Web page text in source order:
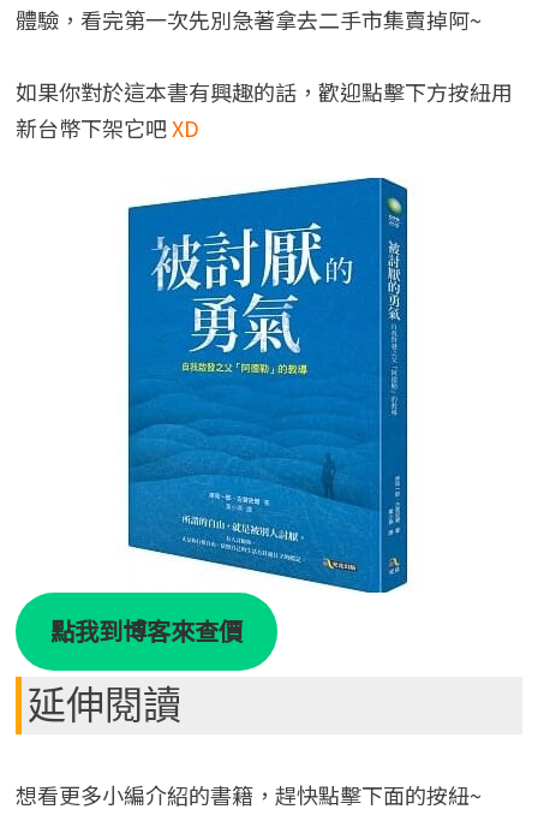
體驗，看完第一次先別急著拿去二手市集賣掉阿~
如果你對於這本書有興趣的話，歡迎點擊下方按紐用
新台幣下架它吧XD
點我到博客來查價
延伸閱讀
想看更多小編介紹的書籍，趕快點擊下面的按紐~